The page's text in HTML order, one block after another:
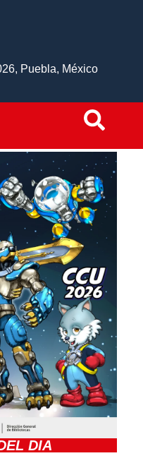
Puebla, México
DIA